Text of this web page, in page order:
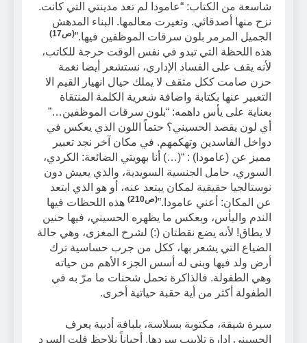
شاسعة من الكتاب: “عامودا لم تعد مدينتي التي كانت.
نزح منها أصدقائي. وتغيرت معالمها. البناء المدهش
الجميل المرمر بلون سرقات الموظفين فيها.”(ص17)
هذه اللحظة التي تبدو في نفس الوقت حرجة للكاتب،
لأنه يقف على الفساد الإداري، نستشعر أيضا نغمة
حزن صامت ككل مثقف لا يملك حيال انهيار القيم الا
التعبير عنها بكتابة واضافة شعرية الكلمة المنتقاة
بعناية على يأس داهمه: “بلون سرقات الموظفين…”
أي لون يقصد الحسيني؟ حتماً اللون الذي يعكس في
دواخل الفاسدين وتهكمهم. في مكان آخر نجد تعبير
مميز عن (عامودا) : “(…) أنا بهويتي الضائعة: الكردي،
السوري، حامل الجنسية السويدية، والذي يعيش دون
نوستالجيا حقيقية لمكان يبتعد عنه، أو هو الذي ابتعد
عن المكان: أعني عامودا.”(ص210)
هذه اللحظات فيها
الندم واليأس، وبعكس ما يظهره الحسيني، فيها حنين
لا يطاق! لأنه يضع نقطتان (:) لشرح المغزى، وهي حالة
الضياع التي يشعر بها، ككل من جرب حساسية ترك
أرض ولد فيها وبنى له أسس الجزء الأهم من حياته
وهي الطفولة. فالذاكرة تحمل شحنات ما مرّ به في
الطفولة أكثر من أية حقبة حياتية أخرى.
سيرة شيقة، مكتوبة بسلاسة، بلبافة أدبية يعرف
الحسيني إدارة تلابيب سردها. أحياناً نلاحظ فلت السرد